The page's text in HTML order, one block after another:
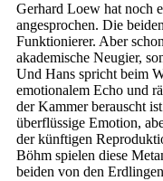
Gerhard Loew hat noch
angesprochen. Die
Funktionierer. Aber
akademische Neugier,
Und Hans spricht beim
emotionalem Echo und
der Kammer berauscht
überflüssige Emotion,
der künftigen
Böhm spielen diese
beiden von den